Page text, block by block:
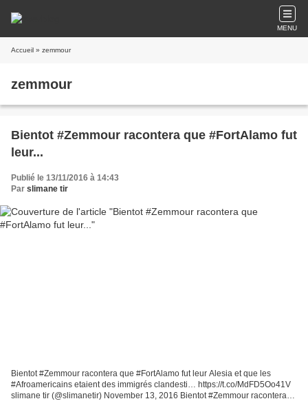
MENU
Accueil » zemmour
zemmour
Bientot #Zemmour racontera que #FortAlamo fut
leur...
Publié le 13/11/2016 à 14:43
Par slimane tir
Bientot #Zemmour racontera que #FortAlamo fut leur Alesia et que les
#Afroamericains etaient des immigrés clandesti… https://t.co/MdFD5Oo41V
slimane tir (@slimanetir) November 13, 2016 Bientot #Zemmour racontera